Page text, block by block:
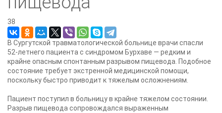
38
В Сургутской травматологической больнице врачи спасли
52-летнего пациента с синдромом Бурхаве — редким и
крайне опасным спонтанным разрывом пищевода. Подобное
состояние требует экстренной медицинской помощи,
поскольку быстро приводит к тяжелым осложнениям.
Пациент поступил в больницу в крайне тяжелом состоянии.
Разрыв пищевода сопровождался выраженным